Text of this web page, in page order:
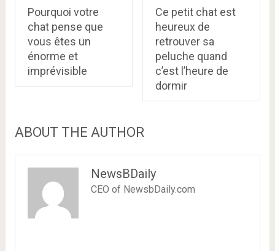
Pourquoi votre
chat pense que
vous êtes un
énorme et
imprévisible
Ce petit chat est
heureux de
retrouver sa
peluche quand
c’est l’heure de
dormir
ABOUT THE AUTHOR
NewsBDaily
CEO of NewsbDaily.com